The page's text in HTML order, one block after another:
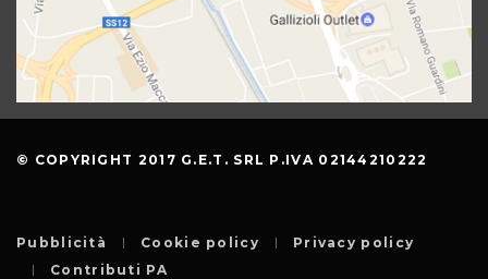
© COPYRIGHT 2017 G.E.T. SRL P.IVA 02144210222
Pubblicità Cookie policy
Privacy policy
Contributi PA